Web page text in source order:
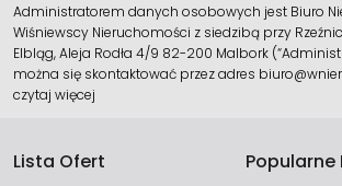
Administratorem danych osobowych jest Biuro
Wiśniewscy Nieruchomości z siedzibą przy
Elbląg, Aleja Rodła 4/9 82-200 Malbork
można się skontaktować przez adres
czytaj więcej
Lista Ofert
Popularne